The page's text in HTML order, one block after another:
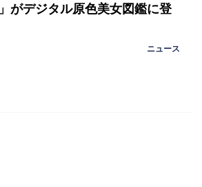
がデジタル原色美女図鑑に登
ニュース